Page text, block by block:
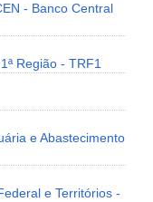
- Banco Central
Região - TRF1
e Abastecimento
e Territórios -